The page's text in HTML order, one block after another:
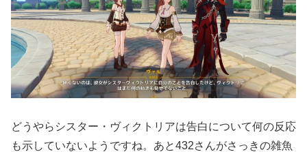
どうやらシスター・ヴィクトリアは告白について何の反応
も示していないようですね。あと432さんがさっきの雑魚